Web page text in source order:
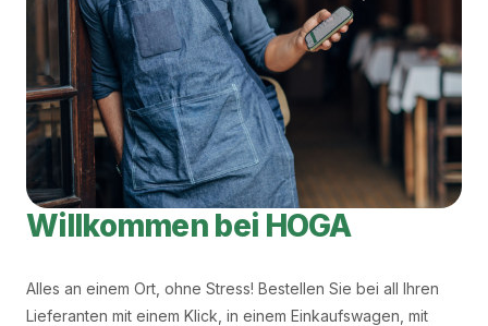
Willkommen bei HOGA
Alles an einem Ort, ohne Stress! Bestellen Sie bei all Ihren
Lieferanten mit einem Klick, in einem Einkaufswagen, mit